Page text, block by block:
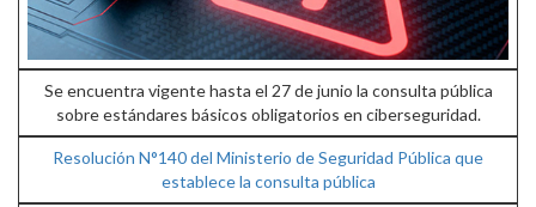
Se encuentra vigente hasta el 27 de junio la consulta pública
sobre estándares básicos obligatorios en ciberseguridad.
Resolución N°140 del Ministerio de Seguridad Pública que
establece la consulta pública